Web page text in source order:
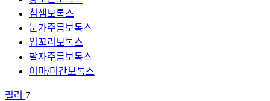
침샘보톡스
눈가주름보톡스
입꼬리보톡스
팔자주름보톡스
이마/미간보톡스
필러 7